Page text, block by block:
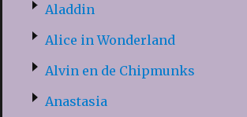
Aladdin
Alice in Wonderland
Alvin en de Chipmunks
Anastasia